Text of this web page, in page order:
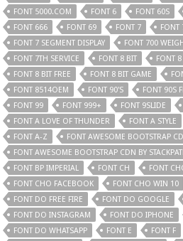
FONT 5000.COM
FONT 6 FONT 60S
FONT 666
FONT 69 FONT 7
FONT
FONT 7 SEGMENT DISPLAY
FONT 700
FONT 7TH SERVICE
FONT 8 BIT
FONT
FONT 8 BIT FREE
FONT 8 BIT GAME
FONT 8514OEM
FONT 90'S FONT 90S
FONT 99
FONT 999+ FONT 9SLIDE
FONT A LOVE OF THUNDER
FONT A STYLE
FONT A-Z
FONT AWESOME BOOTSTRAP
FONT AWESOME BOOTSTRAP CDN BY
FONT BP IMPERIAL
FONT CH
FONT
FONT CHO FACEBOOK
FONT CHO WIN 10
FONT DO FREE FIRE
FONT DO GOOGLE
FONT DO INSTAGRAM
FONT DO IPHONE
FONT DO WHATSAPP
FONT E FONT F